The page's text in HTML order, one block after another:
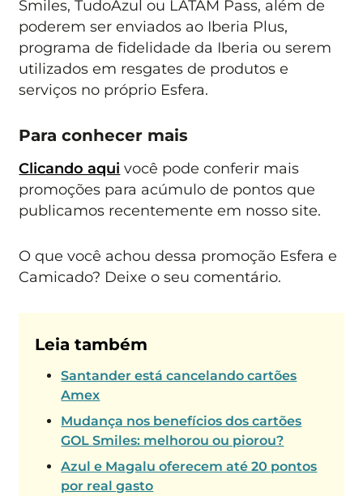
Smiles, TudoAzul ou LATAM Pass, além de
poderem ser enviados ao Iberia Plus,
programa de fidelidade da Iberia ou serem
utilizados em resgates de produtos e
serviços no próprio Esfera.
Para conhecer mais
Clicando aqui você pode conferir mais
promoções para acúmulo de pontos que
publicamos recentemente em nosso site.
O que você achou dessa promoção Esfera e
Camicado? Deixe o seu comentário.
Leia também
Santander está cancelando cartões
Amex
Mudança nos benefícios dos cartões
GOL Smiles: melhorou ou piorou?
Azul e Magalu oferecem até 20 pontos
por real gasto